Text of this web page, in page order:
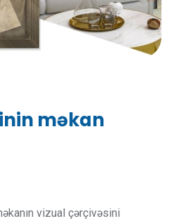
məkan
vizual çərçivəsini